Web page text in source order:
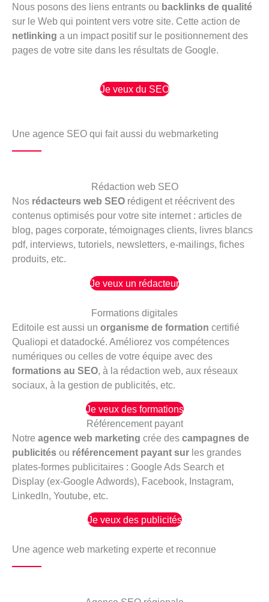
Nous posons des liens entrants ou backlinks de qualité
sur le Web qui pointent vers votre site. Cette action de
netlinking a un impact positif sur le positionnement des
pages de votre site dans les résultats de Google.
Je veux du SEO
Une agence SEO qui fait aussi du webmarketing
Rédaction web SEO
Nos rédacteurs web SEO rédigent et réécrivent des
contenus optimisés pour votre site internet : articles de
blog, pages corporate, témoignages clients, livres blancs
pdf, interviews, tutoriels, newsletters, e-mailings, fiches
produits, etc.
Je veux un rédacteur
Formations digitales
Editoile est aussi un organisme de formation certifié
Qualiopi et datadocké. Améliorez vos compétences
numériques ou celles de votre équipe avec des
formations au SEO, à la rédaction web, aux réseaux
sociaux, à la gestion de publicités, etc.
Je veux des formations
Référencement payant
Notre agence web marketing crée des campagnes de
publicités ou référencement payant sur les grandes
plates-formes publicitaires : Google Ads Search et
Display (ex-Google Adwords), Facebook, Instagram,
LinkedIn, Youtube, etc.
Je veux des publicités
Une agence web marketing experte et reconnue